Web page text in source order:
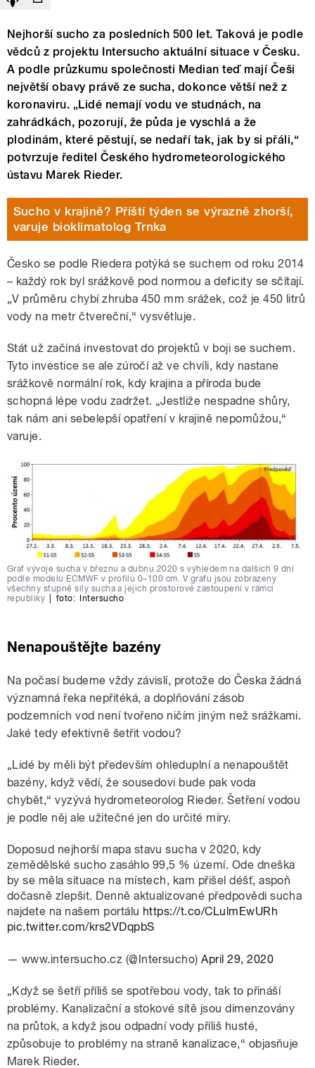
Nejhorší sucho za posledních 500 let. Taková je podle
vědců z projektu Intersucho aktuální situace v Česku.
A podle průzkumu společnosti Median teď mají Češi
největší obavy právě ze sucha, dokonce větší než z
koronaviru. „Lidé nemají vodu ve studnách, na
zahrádkách, pozorují, že půda je vyschlá a že
plodinám, které pěstují, se nedaří tak, jak by si přáli,“
potvrzuje ředitel Českého hydrometeorologického
ústavu Marek Rieder.
Sucho v krajině? Příští týden se výrazně zhorší,
varuje bioklimatolog Trnka
Česko se podle Riedera potýká se suchem od roku 2014
– každý rok byl srážkově pod normou a deficity se sčítají.
„V průměru chybí zhruba 450 mm srážek, což je 450 litrů
vody na metr čtvereční,“ vysvětluje.
Stát už začíná investovat do projektů v boji se suchem.
Tyto investice se ale zúročí až ve chvíli, kdy nastane
srážkově normální rok, kdy krajina a příroda bude
schopná lépe vodu zadržet. „Jestliže nespadne shůry,
tak nám ani sebelepší opatření v krajině nepomůžou,“
varuje.
Graf vývoje sucha v březnu a dubnu 2020 s výhledem na dalších 9 dní
podle modelu ECMWF v profilu 0–100 cm. V grafu jsou zobrazeny
všechny stupně síly sucha a jejich prostorové zastoupení v rámci
republiky
foto: Intersucho
Nenapouštějte bazény
Na počasí budeme vždy závislí, protože do Česka žádná
významná řeka nepřitéká, a doplňování zásob
podzemních vod není tvořeno ničím jiným než srážkami.
Jaké tedy efektivně šetřit vodou?
„Lidé by měli být především ohleduplní a nenapouštět
bazény, když vědí, že sousedovi bude pak voda
chybět,“ vyzývá hydrometeorolog Rieder. Šetření vodou
je podle něj ale užitečné jen do určité míry.
Doposud nejhorší mapa stavu sucha v 2020, kdy
zemědělské sucho zasáhlo 99,5 % území. Ode dneška
by se měla situace na místech, kam přišel déšť, aspoň
dočasně zlepšit. Denně aktualizované předpovědi sucha
najdete na našem portálu https://t.co/CLulmEwURh
pic.twitter.com/krs2VDqpbS
— www.intersucho.cz (@Intersucho)April 29, 2020
„Když se šetří příliš se spotřebou vody, tak to přináší
problémy. Kanalizační a stokové sítě jsou dimenzovány
na průtok, a když jsou odpadní vody příliš husté,
způsobuje to problémy na straně kanalizace,“ objasňuje
Marek Rieder.